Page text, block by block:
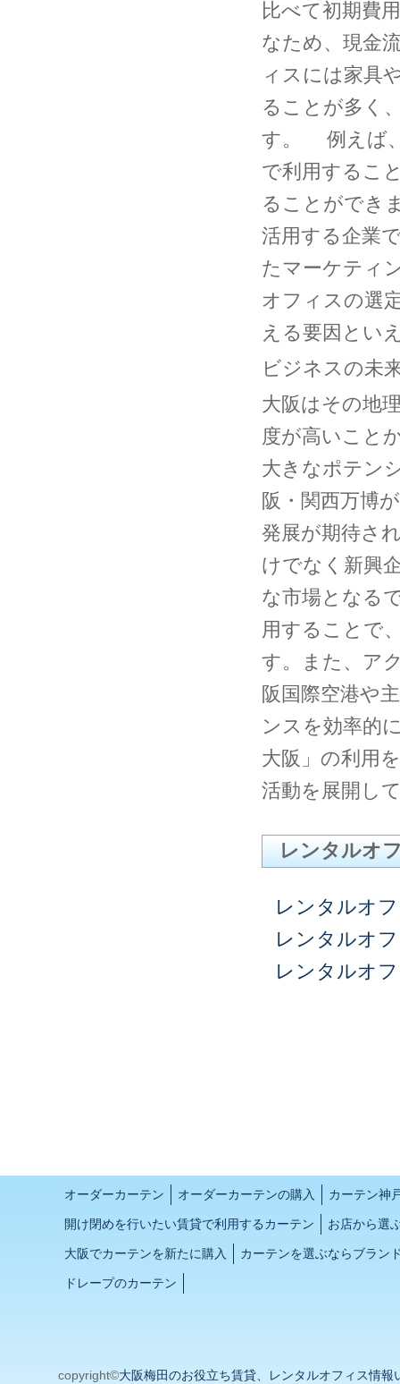
比べて初期費
なため、現金
ィスには家具
ることが多く
す。 例えば、
で利用するこ
ることができ
活用する企業
たマーケティ
オフィスの選
える要因とい
ビジネスの未
大阪はその地
度が高いこと
大きなポテン
阪・関西万博
発展が期待さ
けでなく新興
な市場となる
用することで
す。また、ア
阪国際空港や
ンスを効率的
大阪」の利用
活動を展開し
レンタルオ
レンタルオ
レンタルオ
レンタルオ
オーダーカーテン オーダーカーテンの購入 カーテン神
開け閉めを行いたい賃貸で利用するカーテン お店から選
大阪でカーテンを新たに購入 カーテンを選ぶならブラン
ドレープのカーテン
copyright©大阪梅田のお役立ち賃貸、レンタルオフィス情報